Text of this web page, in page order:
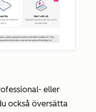
eller
också översätta